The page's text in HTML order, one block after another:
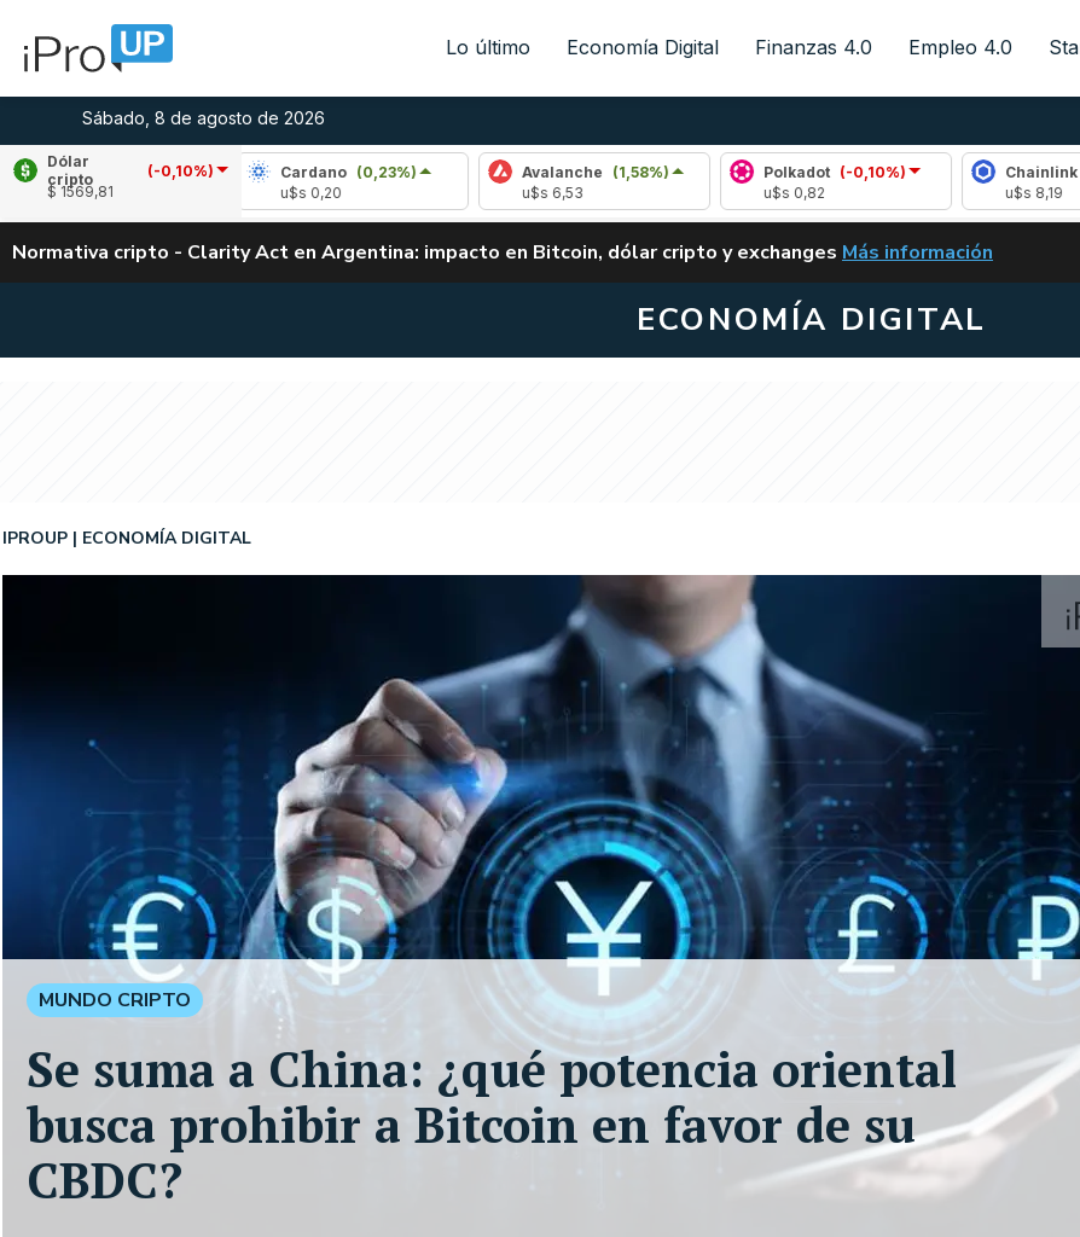
Lo último Economía Digital Finanzas 4.0 Empleo 4.0
Sábado, 8 de agosto de 2026
Dólar
cripto
(-0,10%)
$ 1569,81
(0,36%)
Cardano
(0,23%)
Avalanche
(1,58%)
Polkadot
(-0,10%)
Chainlink
(-0,41%)
Normativa cripto - Clarity Act en Argentina: impacto en Bitcoin, dólar cripto y exchanges CLARITY ACT EN
Más información
ECONOMÍA DIGITAL
IPROUP ECONOMÍA DIGITAL
MUNDO CRIPTO
Se suma a China: ¿qué potencia oriental
busca prohibir a Bitcoin en favor de su
CBDC?